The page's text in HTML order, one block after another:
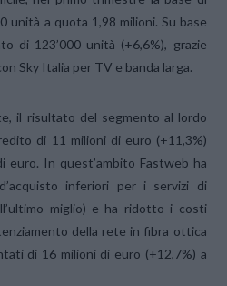
unità a quota 1,98 milioni. Su base
di 123’000 unità (+6,6%), grazie
Sky Italia per TV e banda larga.
il risultato del segmento al lordo
di 11 milioni di euro (+11,3%)
euro. In quest’ambito Fastweb ha
inferiori per i servizi di
miglio) e ha ridotto i costi
della rete in fibra ottica
di 16 milioni di euro (+12,7%) a